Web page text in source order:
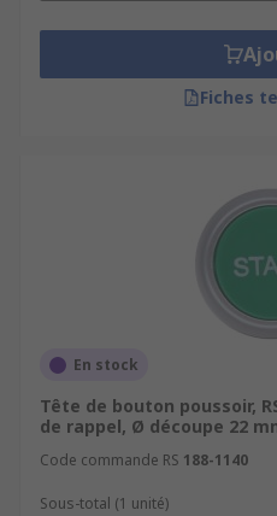
Fiches
En stock
Tête de bouton poussoir,
de rappel, Ø découpe 22
Code commande RS 188-1140
Sous-total (1 unité)